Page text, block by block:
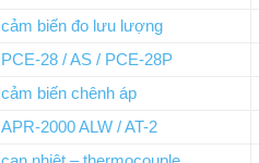
cảm biến đo lưu lượng
PCE-28 / AS / PCE-28P
cảm biến chênh áp
APR-2000 ALW / AT-2